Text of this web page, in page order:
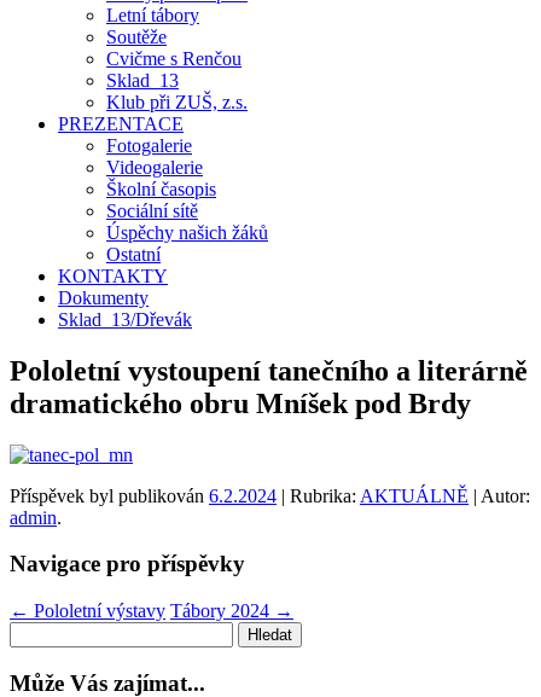
Letní tábory
Soutěže
Cvičme s Renčou
Sklad_13
Klub při ZUŠ, z.s.
PREZENTACE
Fotogalerie
Videogalerie
Školní časopis
Sociální sítě
Úspěchy našich žáků
Ostatní
KONTAKTY
Dokumenty
Sklad_13/Dřevák
Pololetní vystoupení tanečního a literárně
dramatického obru Mníšek pod Brdy
Příspěvek byl publikován 6.2.2024 | Rubrika: AKTUÁLNĚ | Autor:
admin.
Navigace pro příspěvky
← Pololetní výstavy Tábory 2024 →
Může Vás zajímat...